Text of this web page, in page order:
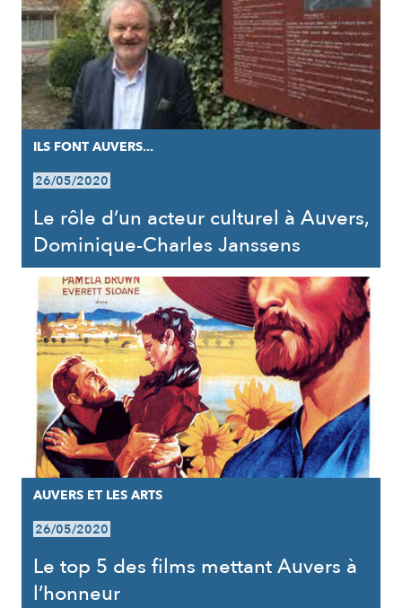
ILS FONT AUVERS...
26/05/2020
Le rôle d’un acteur culturel à Auvers,
Dominique-Charles Janssens
AUVERS ET LES ARTS
26/05/2020
Le top 5 des films mettant Auvers à
l’honneur